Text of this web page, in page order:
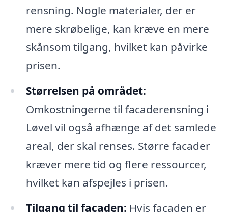
rensning. Nogle materialer, der er
mere skrøbelige, kan kræve en mere
skånsom tilgang, hvilket kan påvirke
prisen.
Størrelsen på området:
Omkostningerne til facaderensning i
Løvel vil også afhænge af det samlede
areal, der skal renses. Større facader
kræver mere tid og flere ressourcer,
hvilket kan afspejles i prisen.
Tilgang til facaden: Hvis facaden er